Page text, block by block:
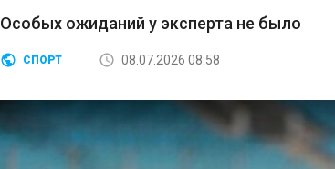
Особых ожиданий у эксперта не было
СПОРТ 08.07.2026 08:58